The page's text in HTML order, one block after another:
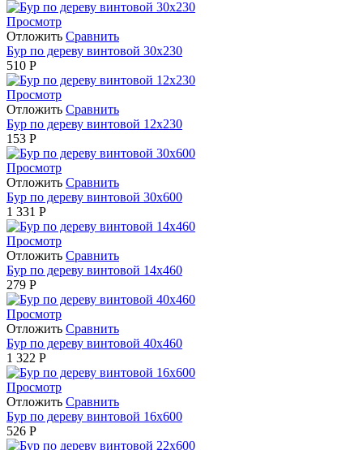
Просмотр
Отложить Сравнить
Бур по дереву винтовой 30x230
510 Р
Просмотр
Отложить Сравнить
Бур по дереву винтовой 12x230
153 Р
Просмотр
Отложить Сравнить
Бур по дереву винтовой 30x600
1 331 Р
Просмотр
Отложить Сравнить
Бур по дереву винтовой 14x460
279 Р
Просмотр
Отложить Сравнить
Бур по дереву винтовой 40x460
1 322 Р
Просмотр
Отложить Сравнить
Бур по дереву винтовой 16x600
526 Р